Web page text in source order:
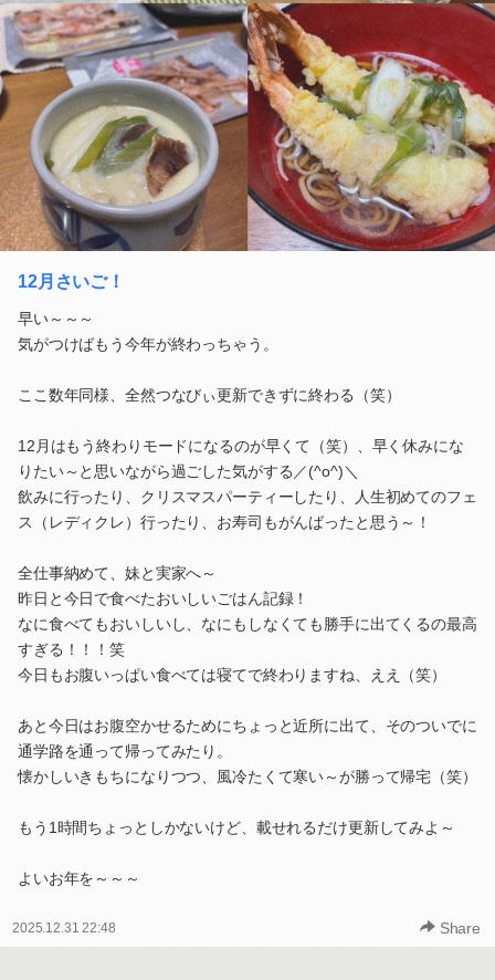
12月さいご！
早い～～～
気がつけばもう今年が終わっちゃう。
ここ数年同様、全然つなびぃ更新できずに終わる（笑）
12月はもう終わりモードになるのが早くて（笑）、早く休みにな
りたい～と思いながら過ごした気がする／(^o^)＼
飲みに行ったり、クリスマスパーティーしたり、人生初めてのフェ
ス（レディクレ）行ったり、お寿司もがんばったと思う～！
全仕事納めて、妹と実家へ～
昨日と今日で食べたおいしいごはん記録！
なに食べてもおいしいし、なにもしなくても勝手に出てくるの最高
すぎる！！！笑
今日もお腹いっぱい食べては寝てで終わりますね、ええ（笑）
あと今日はお腹空かせるためにちょっと近所に出て、そのついでに
通学路を通って帰ってみたり。
懐かしいきもちになりつつ、風冷たくて寒い～が勝って帰宅（笑）
もう1時間ちょっとしかないけど、載せれるだけ更新してみよ～
よいお年を～～～
2025.12.31 22:48 Share